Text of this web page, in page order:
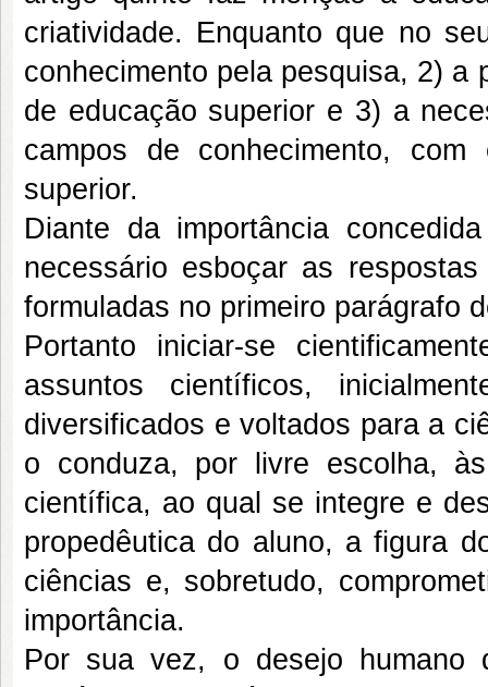
criatividade. Enquanto que no
conhecimento pela pesquisa, 2) a
de educação superior e 3) a
campos de conhecimento,
superior.
Diante da importância
necessário esboçar as
formuladas no primeiro parágrafo
Portanto iniciar-se
assuntos científicos,
diversificados e voltados para a
o conduza, por livre escolha,
científica, ao qual se integre e
propedêutica do aluno, a figura
ciências e, sobretudo,
importância.
Por sua vez, o desejo humano